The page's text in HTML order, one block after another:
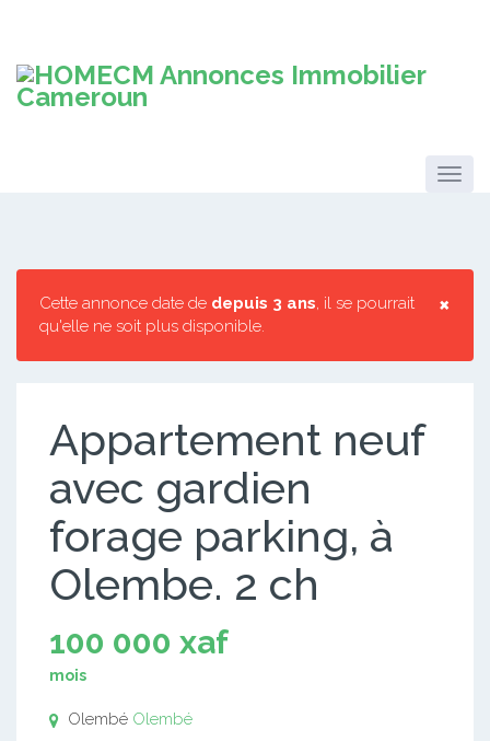
×
Cette annonce date de depuis 3 ans, il se pourrait
qu'elle ne soit plus disponible.
Appartement neuf
avec gardien
forage parking, à
Olembe. 2 ch
100 000 xaf
mois
Olembé Olembé